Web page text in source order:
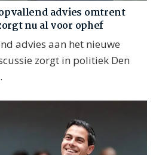
advies omtrent
nu al voor ophef
advies aan het nieuwe
zorgt in politiek Den